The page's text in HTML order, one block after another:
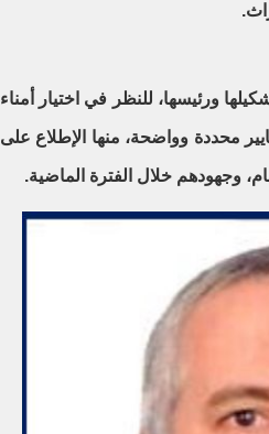
ورئيسها، للنظر في اختيار أمناء
محددة وواضحة، منها الإطلاع على
وجهودهم خلال الفترة الماضية.